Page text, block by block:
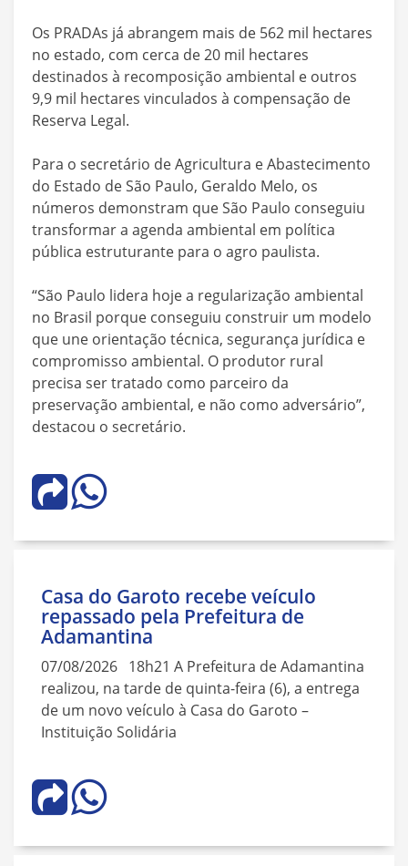
Os PRADAs já abrangem mais de 562 mil hectares
no estado, com cerca de 20 mil hectares
destinados à recomposição ambiental e outros
9,9 mil hectares vinculados à compensação de
Reserva Legal.
Para o secretário de Agricultura e Abastecimento
do Estado de São Paulo, Geraldo Melo, os
números demonstram que São Paulo conseguiu
transformar a agenda ambiental em política
pública estruturante para o agro paulista.
“São Paulo lidera hoje a regularização ambiental
no Brasil porque conseguiu construir um modelo
que une orientação técnica, segurança jurídica e
compromisso ambiental. O produtor rural
precisa ser tratado como parceiro da
preservação ambiental, e não como adversário”,
destacou o secretário.
Casa do Garoto recebe veículo
repassado pela Prefeitura de
Adamantina
07/08/2026 18h21 A Prefeitura de Adamantina
realizou, na tarde de quinta-feira (6), a entrega
de um novo veículo à Casa do Garoto –
Instituição Solidária